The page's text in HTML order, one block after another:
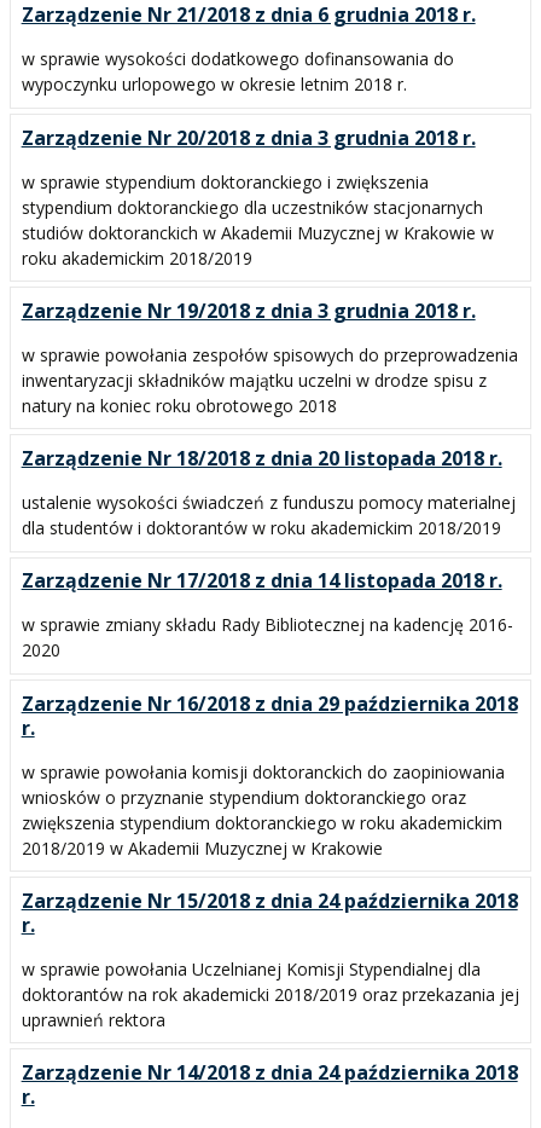
Zarządzenie Nr 21/2018 z dnia 6 grudnia 2018 r.
w sprawie wysokości dodatkowego dofinansowania do
wypoczynku urlopowego w okresie letnim 2018 r.
Zarządzenie Nr 20/2018 z dnia 3 grudnia 2018 r.
w sprawie stypendium doktoranckiego i zwiększenia
stypendium doktoranckiego dla uczestników stacjonarnych
studiów doktoranckich w Akademii Muzycznej w Krakowie w
roku akademickim 2018/2019
Zarządzenie Nr 19/2018 z dnia 3 grudnia 2018 r.
w sprawie powołania zespołów spisowych do przeprowadzenia
inwentaryzacji składników majątku uczelni w drodze spisu z
natury na koniec roku obrotowego 2018
Zarządzenie Nr 18/2018 z dnia 20 listopada 2018 r.
ustalenie wysokości świadczeń z funduszu pomocy materialnej
dla studentów i doktorantów w roku akademickim 2018/2019
Zarządzenie Nr 17/2018 z dnia 14 listopada 2018 r.
w sprawie zmiany składu Rady Bibliotecznej na kadencję 2016-
2020
Zarządzenie Nr 16/2018 z dnia 29 października 2018
r.
w sprawie powołania komisji doktoranckich do zaopiniowania
wniosków o przyznanie stypendium doktoranckiego oraz
zwiększenia stypendium doktoranckiego w roku akademickim
2018/2019 w Akademii Muzycznej w Krakowie
Zarządzenie Nr 15/2018 z dnia 24 października 2018
r.
w sprawie powołania Uczelnianej Komisji Stypendialnej dla
doktorantów na rok akademicki 2018/2019 oraz przekazania jej
uprawnień rektora
Zarządzenie Nr 14/2018 z dnia 24 października 2018
r.